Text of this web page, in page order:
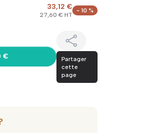
33,12 €
27,60 € HT
- 10 %
€
Partager
cette
page